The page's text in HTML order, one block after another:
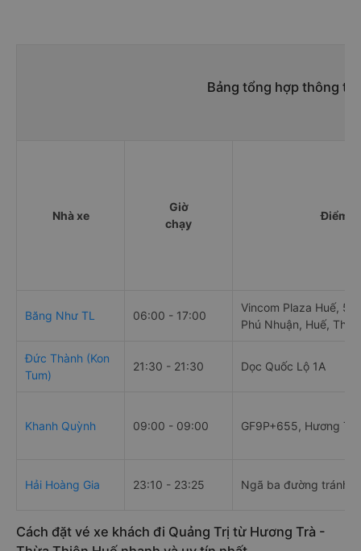
Bảng tổng hợp thông
Nhà xe
Giờ
chạy
Điểm đi
Băng Như TL 06:00 - 17:00
Vincom Plaza Huế,
Phú Nhuận, Huế,
Đức Thành (Kon
Tum)
21:30 - 21:30 Dọc Quốc Lộ 1A
Khanh Quỳnh 09:00 - 09:00 GF9P+655, Hương
Hải Hoàng Gia 23:10 - 23:25 Ngã ba đường tránh
Cách đặt vé xe khách đi Quảng Trị từ Hương Trà -